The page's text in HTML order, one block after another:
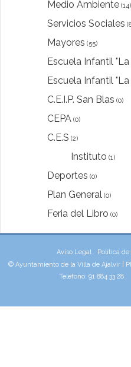
Medio Ambiente (14)
Servicios Sociales
Mayores (55)
Escuela Infantil "La
Escuela Infantil "La
C.E.I.P. San Blas (0)
CEPA (0)
C.E.S (2)
Instituto (1)
Deportes (0)
Plan General (0)
Feria del Libro (0)
Aviso Legal Política de
© Ayuntamiento de la Villa de Ajalvir |
Teléfono: 91 884 33